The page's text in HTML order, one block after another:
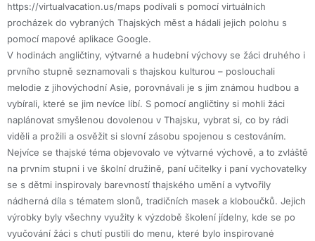
https://virtualvacation.us/maps podívali s pomocí virtuálních
procházek do vybraných Thajských měst a hádali jejich polohu s
pomocí mapové aplikace Google.
V hodinách angličtiny, výtvarné a hudební výchovy se žáci druhého i
prvního stupně seznamovali s thajskou kulturou – poslouchali
melodie z jihovýchodní Asie, porovnávali je s jim známou hudbou a
vybírali, které se jim nevíce líbí. S pomocí angličtiny si mohli žáci
naplánovat smyšlenou dovolenou v Thajsku, vybrat si, co by rádi
viděli a prožili a osvěžit si slovní zásobu spojenou s cestováním.
Nejvíce se thajské téma objevovalo ve výtvarné výchově, a to zvláště
na prvním stupni i ve školní družině, paní učitelky i paní vychovatelky
se s dětmi inspirovaly barevností thajského umění a vytvořily
nádherná díla s tématem slonů, tradičních masek a kloboučků. Jejich
výrobky byly všechny využity k výzdobě školení jídelny, kde se po
vyučování žáci s chutí pustili do menu, které bylo inspirované